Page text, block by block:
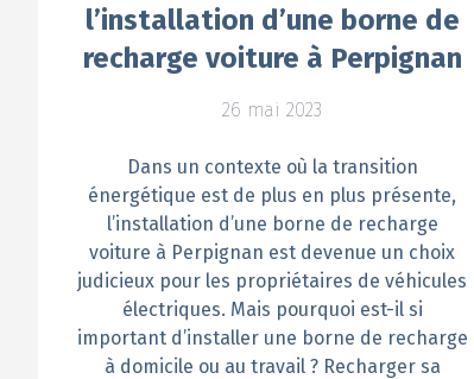
l’installation d’une borne de
recharge voiture à Perpignan
26 mai 2023
Dans un contexte où la transition
énergétique est de plus en plus présente,
l’installation d’une borne de recharge
voiture à Perpignan est devenue un choix
judicieux pour les propriétaires de véhicules
électriques. Mais pourquoi est-il si
important d’installer une borne de recharge
à domicile ou au travail ? Recharger sa